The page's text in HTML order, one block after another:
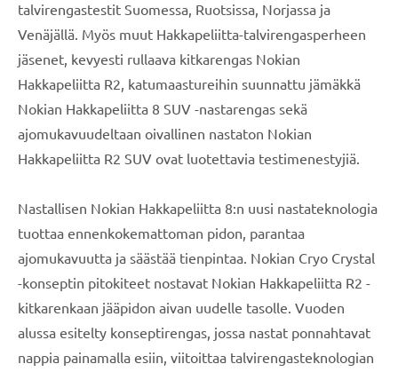
talvirengastestit Suomessa, Ruotsissa, Norjassa ja
Venäjällä. Myös muut Hakkapeliitta-talvirengasperheen
jäsenet, kevyesti rullaava kitkarengas Nokian
Hakkapeliitta R2, katumaastureihin suunnattu jämäkkä
Nokian Hakkapeliitta 8 SUV -nastarengas sekä
ajomukavuudeltaan oivallinen nastaton Nokian
Hakkapeliitta R2 SUV ovat luotettavia testimenestyjiä.
Nastallisen Nokian Hakkapeliitta 8:n uusi nastateknologia
tuottaa ennenkokemattoman pidon, parantaa
ajomukavuutta ja säästää tienpintaa. Nokian Cryo Crystal
-konseptin pitokiteet nostavat Nokian Hakkapeliitta R2 -
kitkarenkaan jääpidon aivan uudelle tasolle. Vuoden
alussa esitelty konseptirengas, jossa nastat ponnahtavat
nappia painamalla esiin, viitoittaa talvirengasteknologian